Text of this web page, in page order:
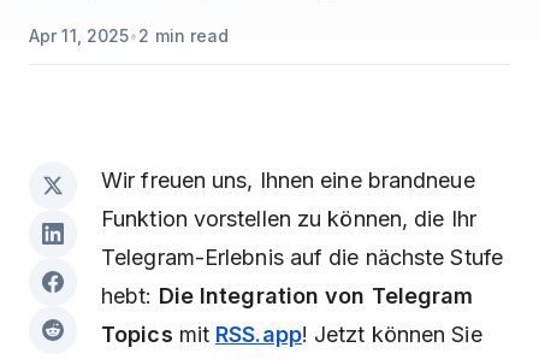
Apr 11, 2025•2 min read
Wir freuen uns, Ihnen eine brandneue
Funktion vorstellen zu können, die Ihr
Telegram-Erlebnis auf die nächste Stufe
hebt: Die Integration von Telegram
Topics mit RSS.app! Jetzt können Sie